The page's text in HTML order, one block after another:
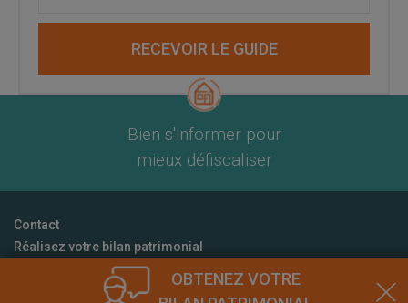
OBTENEZ VOTRE
RECEVOIR LE GUIDE
Bien s'informer pour
mieux défiscaliser
Contact
Réalisez votre bilan patrimonial
Mentions Légales